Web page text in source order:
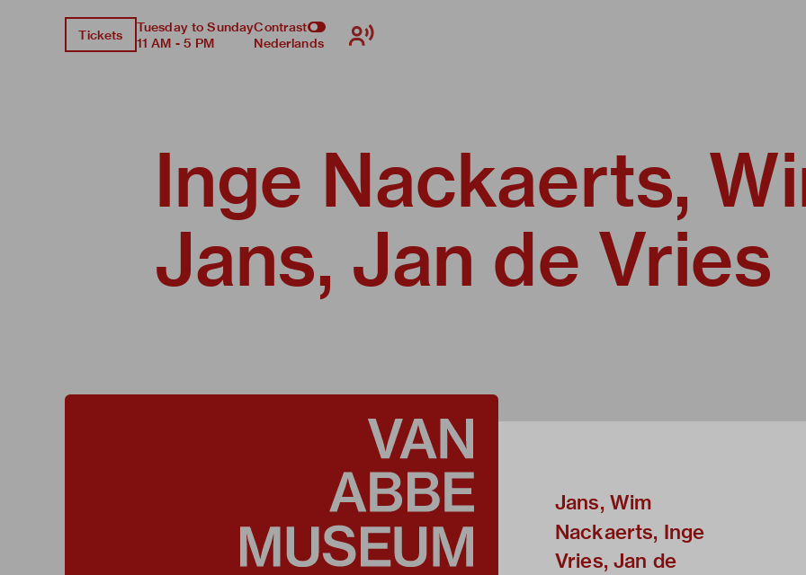
Tickets
Tuesday to Sunday
11 AM - 5 PM
Contrast
Nederlands
Inge Nackaerts,
Jans, Jan de Vries
Jans, Wim
Nackaerts, Inge
Vries, Jan de